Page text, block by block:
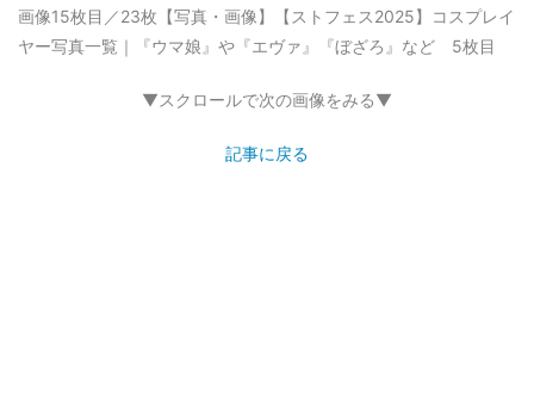
画像15枚目／23枚 【写真・画像】【ストフェス2025】コスプレイ
ヤー写真一覧｜『ウマ娘』や『エヴァ』『ぼざろ』など 5枚目
▼スクロールで次の画像をみる▼
記事に戻る